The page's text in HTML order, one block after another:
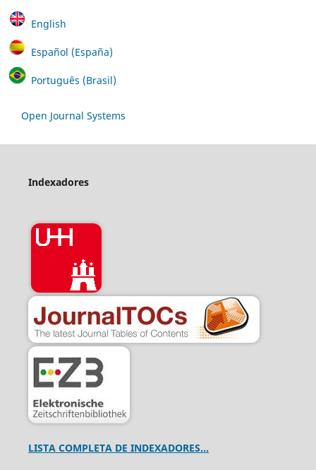
English
Español (España)
Português (Brasil)
Open Journal Systems
Indexadores
LISTA COMPLETA DE INDEXADORES...